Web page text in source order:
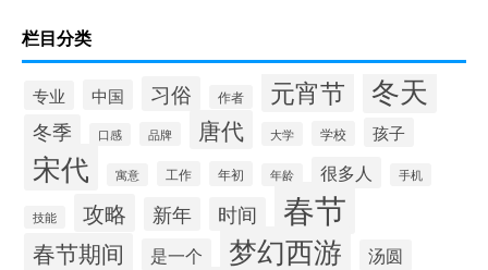
栏目分类
专业 中国 习俗 作者 元宵节 冬天
冬季 口感 品牌 唐代 大学 学校 孩子
宋代 寓意 工作 年初 年龄 很多人 手机
技能 攻略 新年 时间 春节
春节期间 是一个 梦幻西游 汤圆